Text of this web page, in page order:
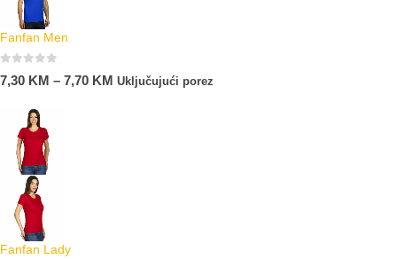
Fanfan Men
7,30 KM – 7,70 KM Uključujući porez
Fanfan Lady